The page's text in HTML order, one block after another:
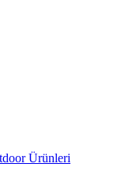
Ürünleri